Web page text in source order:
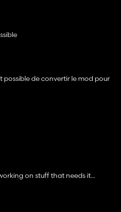
possible de convertir le mod pour
on stuff that needs it...